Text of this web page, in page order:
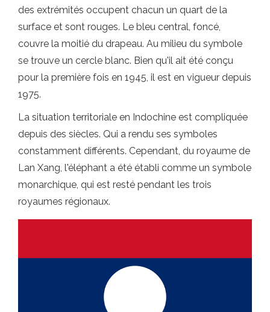
des extrémités occupent chacun un quart de la
surface et sont rouges. Le bleu central, foncé,
couvre la moitié du drapeau. Au milieu du symbole
se trouve un cercle blanc. Bien qu'il ait été conçu
pour la première fois en 1945, il est en vigueur depuis
1975.
La situation territoriale en Indochine est compliquée
depuis des siècles. Qui a rendu ses symboles
constamment différents. Cependant, du royaume de
Lan Xang, l'éléphant a été établi comme un symbole
monarchique, qui est resté pendant les trois
royaumes régionaux.